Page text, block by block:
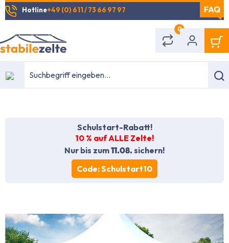
springen
Hotline+49 (0) 611 / 73 66 97 97
0
Schulstart-Rabatt!
10 % auf ALLE Zelte!
Nur bis zum11.08.sichern!
Code: Schulstart10